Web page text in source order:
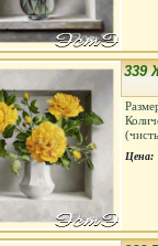
339
Цена: